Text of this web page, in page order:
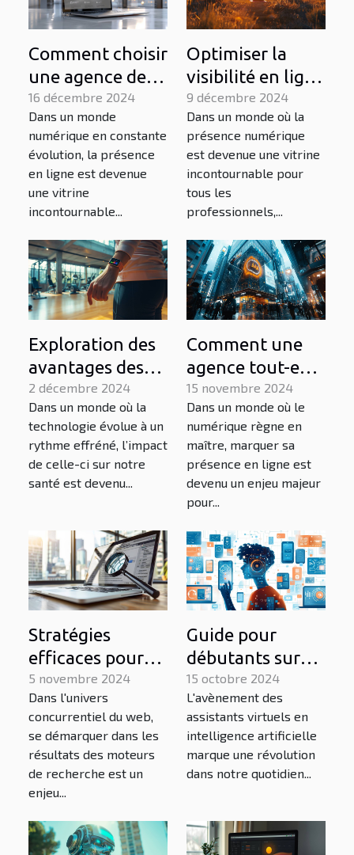
Comment choisir
une agence de
création de sites
web et de
marketing
digital
16 décembre 2024
Dans un monde
numérique en constante
évolution, la présence
en ligne est devenue
une vitrine
incontournable...
Optimiser la
visibilité en ligne
des praticiens du
bien-être
9 décembre 2024
Dans un monde où la
présence numérique
est devenue une vitrine
incontournable pour
tous les
professionnels,...
Exploration des
avantages des
technologies
portables pour la
santé
quotidienne
2 décembre 2024
Dans un monde où la
technologie évolue à un
rythme effréné, l’impact
de celle-ci sur notre
santé est devenu...
Comment une
agence tout-en-
un dynamise
votre présence
digitale locale
15 novembre 2024
Dans un monde où le
numérique règne en
maître, marquer sa
présence en ligne est
devenu un enjeu majeur
pour...
Stratégies
efficaces pour
augmenter la
visibilité de
votre site sur les
moteurs de
recherche
5 novembre 2024
Dans l'univers
concurrentiel du web,
se démarquer dans les
résultats des moteurs
de recherche est un
enjeu...
Guide pour
débutants sur
l'utilisation des
assistants
virtuels en IA
15 octobre 2024
L'avènement des
assistants virtuels en
intelligence artificielle
marque une révolution
dans notre quotidien...